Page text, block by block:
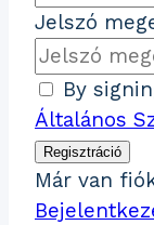
Jelszó
By
Általános
Regisztráció
Már van